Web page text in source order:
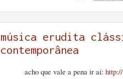
música erudita
contemporânea
acho que vale a pena ir aí: